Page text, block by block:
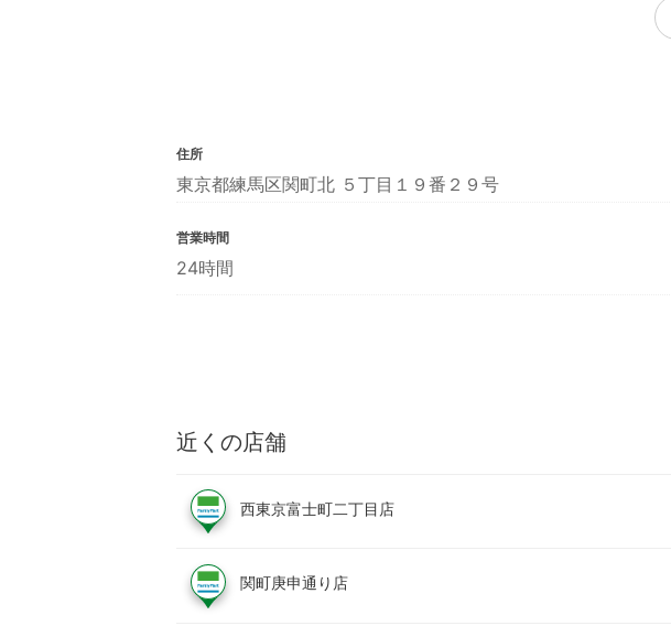
住所
東京都練馬区関町北 ５丁目１９番２９号
営業時間
24時間
近くの店舗
西東京富士町二丁目店
関町庚申通り店